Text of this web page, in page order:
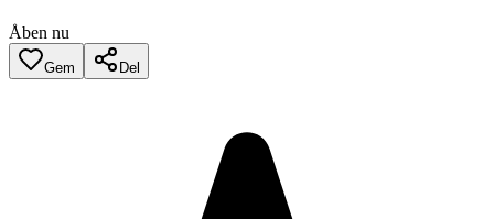
Åben nu
Gem Del